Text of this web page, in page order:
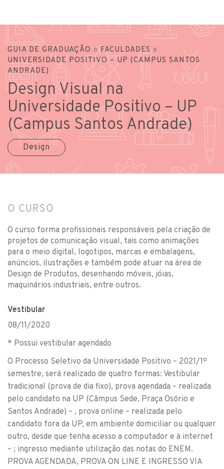
GUIA DE GRADUAÇÃO »FACULDADES»
UNIVERSIDADE POSITIVO – UP (CAMPUS SANTOS
ANDRADE)
Design Visual na
Universidade Positivo – UP
(Campus Santos Andrade)
Design
O CURSO
O curso forma profissionais responsáveis pela criação de
projetos de comunicação visual, tais como animações
para o meio digital, logotipos, marcas e embalagens,
anúncios, ilustrações e também pode atuar na área de
Design de Produtos, desenhando móveis, jóias,
maquinários industriais, entre outros.
Vestibular
08/11/2020
* Possui vestibular agendado
O Processo Seletivo da Universidade Positivo – 2021/1º
semestre, será realizado de quatro formas: Vestibular
tradicional (prova de dia fixo), prova agendada – realizada
pelo candidato na UP (Câmpus Sede, Praça Osório e
Santos Andrade) – , prova online – realizada pelo
candidato fora da UP, em ambiente domiciliar ou qualquer
outro, desde que tenha acesso a computador e à internet
– ; ingresso mediante utilização das notas do ENEM.
PROVA AGENDADA, PROVA ON LINE E INGRESSO VIA